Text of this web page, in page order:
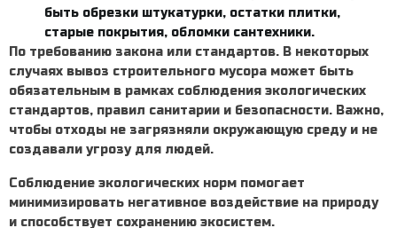
быть обрезки штукатурки, остатки плитки,
старые покрытия, обломки сантехники.
По требованию закона или стандартов. В некоторых
случаях вывоз строительного мусора может быть
обязательным в рамках соблюдения экологических
стандартов, правил санитарии и безопасности. Важно,
чтобы отходы не загрязняли окружающую среду и не
создавали угрозу для людей.
Соблюдение экологических норм помогает
минимизировать негативное воздействие на природу
и способствует сохранению экосистем.